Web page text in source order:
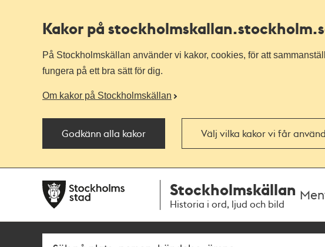
Kakor på stockholmskallan
På Stockholmskällan använder vi kakor, cookies, för att
fungera på ett bra sätt för dig.
Om kakor på Stockholmskällan
Godkänn alla kakor Välj vilka kakor vi får
navigationen
huvudinnehållet
Stockholmskällan
Historia i ord, ljud och bild
Fritextsök